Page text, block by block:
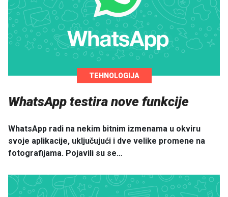
TEHNOLOGIJA
WhatsApp testira nove funkcije
WhatsApp radi na nekim bitnim izmenama u okviru
svoje aplikacije, uključujući i dve velike promene na
fotografijama. Pojavili su se…